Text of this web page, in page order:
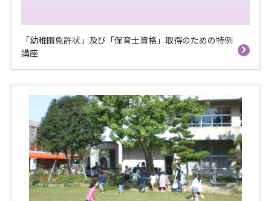
「幼稚園免許状」及び「保育士資格」取得のための特例
講座